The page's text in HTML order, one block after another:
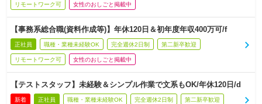
リモートワーク可 女性のおしごと掲載中
【事務系総合職(資料作成等)】年休120日＆初年度年収400万可/f
正社員 職種・業種未経験OK 完全週休2日制 第二新卒歓迎
リモートワーク可 女性のおしごと掲載中
【テストスタッフ】未経験＆シンプル作業で文系もOK/年休120日/d
新着 正社員 職種・業種未経験OK 完全週休2日制 第二新卒歓迎